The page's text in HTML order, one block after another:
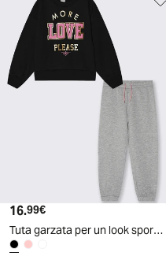
Prezzo attuale
16.99€
Tuta garzata per un look sportivo chic - Nero